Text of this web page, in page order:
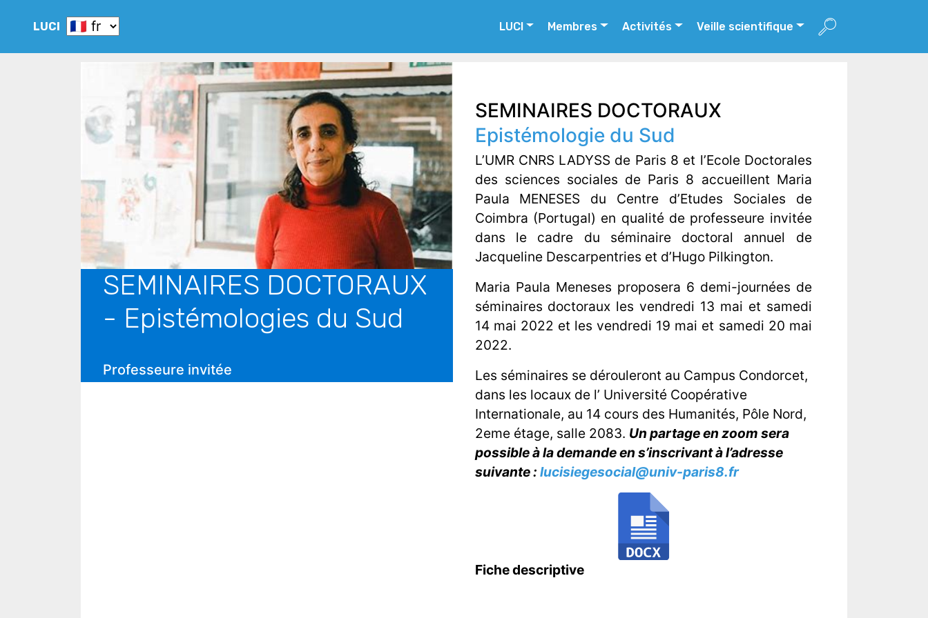
LUCI LUCI Membres Activités Veille scientifique
SEMINAIRES DOCTORAUX
- Epistémologies du Sud
Professeure invitée
SEMINAIRES DOCTORAUX
Epistémologie du Sud
L’UMR CNRS LADYSS de Paris 8 et l’Ecole Doctorales
des sciences sociales de Paris 8 accueillent Maria
Paula MENESES du Centre d’Etudes Sociales de
Coimbra (Portugal) en qualité de professeure invitée
dans le cadre du séminaire doctoral annuel de
Jacqueline Descarpentries et d’Hugo Pilkington.
Maria Paula Meneses proposera 6 demi-journées de
séminaires doctoraux les vendredi 13 mai et samedi
14 mai 2022 et les vendredi 19 mai et samedi 20 mai
2022.
Les séminaires se dérouleront au Campus Condorcet,
dans les locaux de l’ Université Coopérative
Internationale, au 14 cours des Humanités, Pôle Nord,
2eme étage, salle 2083. Un partage en zoom sera
possible à la demande en s’inscrivant à l’adresse
suivante : lucisiegesocial@univ-paris8.fr
Fiche descriptive